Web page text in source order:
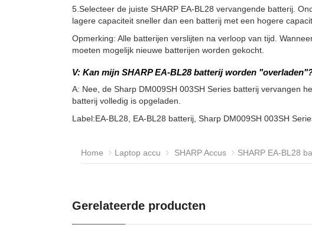
5.Selecteer de juiste SHARP EA-BL28 vervangende batterij.
lagere capaciteit sneller dan een batterij met een hogere
Opmerking: Alle batterijen verslijten na verloop van tijd.
moeten mogelijk nieuwe batterijen worden gekocht.
V: Kan mijn SHARP EA-BL28 batterij worden
A: Nee, de Sharp DM009SH 003SH Series batterij vervangen
batterij volledig is opgeladen.
Label:EA-BL28, EA-BL28 batterij, Sharp DM009SH 003SH
Home Laptop accu SHARP Accus SHARP EA-BL28
Gerelateerde producten